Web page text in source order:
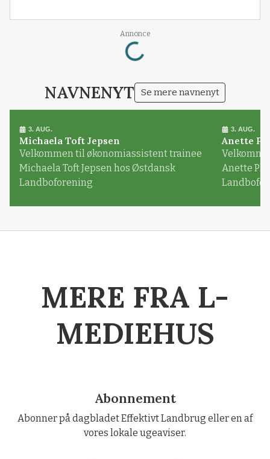
Annonce
Loading...
NAVNENYT Se mere navnenyt
3. AUG.
Michaela Toft Jepsen
Velkommen til økonomiassistent trainee
Michaela Toft Jepsen hos Østdansk
Landboforening
3. AUG.
Anette
Anette
MERE FRA L-
MEDIEHUS
Abonnement
Abonner på dagbladet Effektivt Landbrug eller en af
vores lokale ugeaviser.